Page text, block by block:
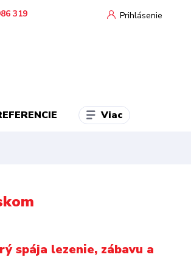
Prihlásenie
319
Viac
spája lezenie, zábavu a